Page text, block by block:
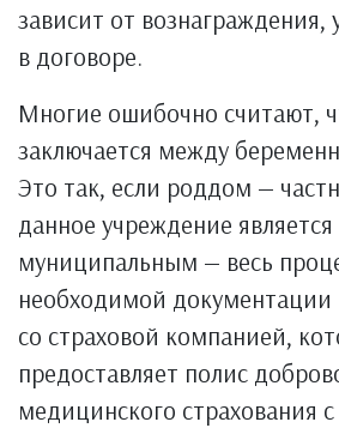
зависит от вознаграждения,
в договоре.
Многие ошибочно считают,
заключается между
Это так, если роддом —
данное учреждение является
муниципальным — весь
необходимой документации
со страховой компанией,
предоставляет полис
медицинского страхования